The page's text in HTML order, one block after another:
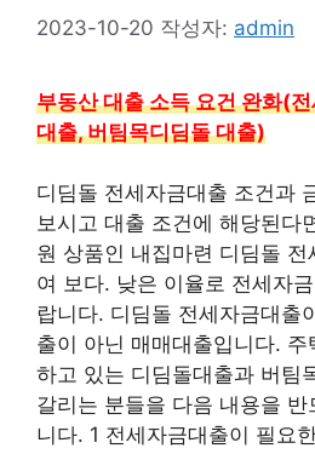
2023-10-20 작성자: admin
부동산 대출 소득 요건 완화(
대출, 버팀목디딤돌 대출)
디딤돌 전세자금대출 조건과
보시고 대출 조건에 해당된다
원 상품인 내집마련 디딤돌
여 보다. 낮은 이율로 전세자
랍니다. 디딤돌 전세자금대출
출이 아닌 매매대출입니다. 주
하고 있는 디딤돌대출과 버팀
갈리는 분들을 다음 내용을
니다. 1 전세자금대출이 필요